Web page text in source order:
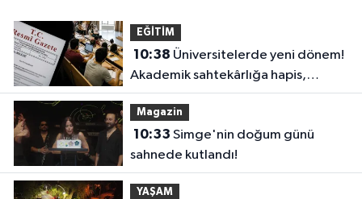
EĞİTİM
10:38
Akademik sahtekârlığa hapis,
öğrencilere dönüş yolu
Magazin
10:33
sahnede kutlandı!
YAŞAM